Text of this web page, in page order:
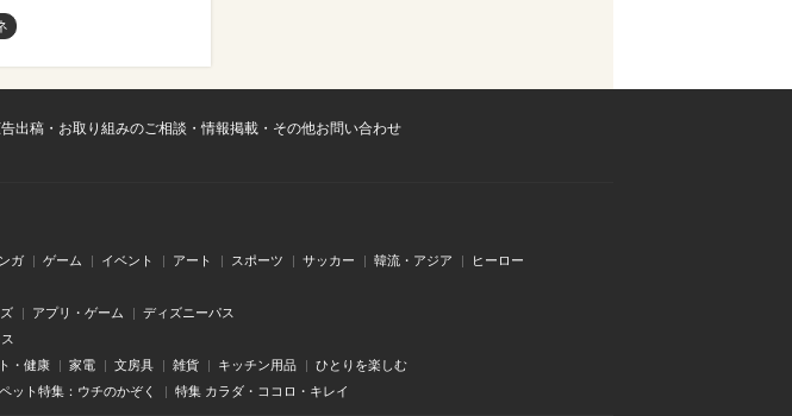
出稿・お取り組みのご相談・情報掲載・その他お問い合わせ
ガ ゲーム イベント アート スポーツ サッカー 韓流・アジア ヒーロー
アプリ・ゲーム ディズニーパス
・健康 家電 文房具 雑貨 キッチン用品 ひとりを楽しむ
ペット特集：ウチのかぞく 特集 カラダ・ココロ・キレイ